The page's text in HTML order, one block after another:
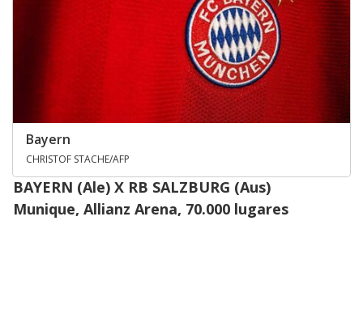
Bayern
CHRISTOF STACHE/AFP
BAYERN (Ale) X RB SALZBURG (Aus)
Munique, Allianz Arena, 70.000 lugares